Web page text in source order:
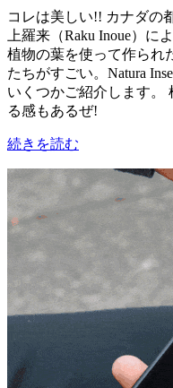
コレは美しい!! カナダの
上羅来（Raku Inoue）
植物の葉を使って作られ
たちがすごい。Natura
いくつかご紹介します。
る感もあるぜ!
続きを読む